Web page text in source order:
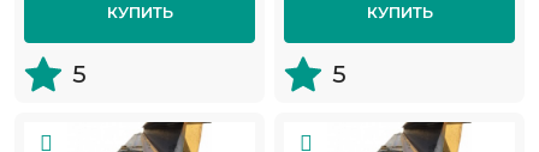
КУПИТЬ
5
КУПИТЬ
5